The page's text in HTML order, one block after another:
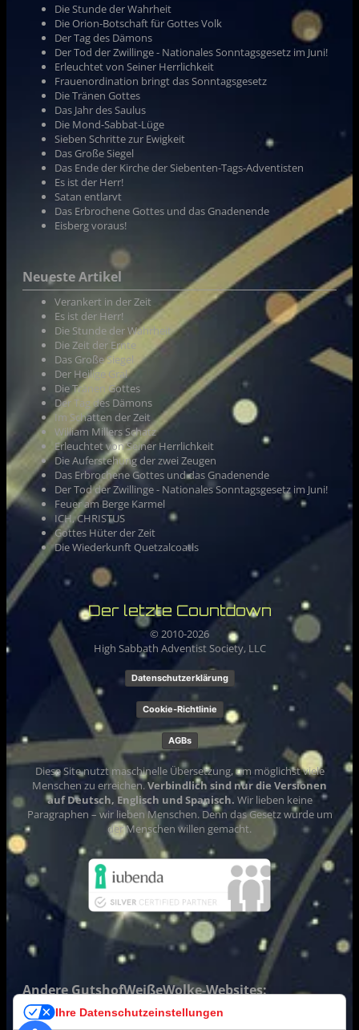
Die Stunde der Wahrheit
Die Orion-Botschaft für Gottes Volk
Der Tag des Dämons
Der Tod der Zwillinge - Nationales Sonntagsgesetz im Juni!
Erleuchtet von Seiner Herrlichkeit
Frauenordination bringt das Sonntagsgesetz
Die Tränen Gottes
Das Jahr des Saulus
Die Mond-Sabbat-Lüge
Sieben Schritte zur Ewigkeit
Das Große Siegel
Das Ende der Kirche der Siebenten-Tags-Adventisten
Es ist der Herr!
Satan entlarvt
Das Erbrochene Gottes und das Gnadenende
Eisberg voraus!
Neueste Artikel
Verankert in der Zeit
Es ist der Herr!
Die Stunde der Wahrheit
Die Zeit der Ernte
Das Große Siegel
Der Heilige Gral
Die Tränen Gottes
Der Tag des Dämons
Im Schatten der Zeit
William Millers Schatz
Erleuchtet von Seiner Herrlichkeit
Die Auferstehung der zwei Zeugen
Das Erbrochene Gottes und das Gnadenende
Der Tod der Zwillinge - Nationales Sonntagsgesetz im Juni!
Feuer am Berge Karmel
ICH, CHRISTUS
Gottes Hüter der Zeit
Die Wiederkunft Quetzalcoatls
Der letzte Countdown
© 2010-2026
High Sabbath Adventist Society, LLC
Datenschutzerklärung
Cookie-Richtlinie
AGBs
Diese Site nutzt maschinelle Übersetzung, um möglichst viele
Menschen zu erreichen.Verbindlich sind nur die Versionen
auf Deutsch, Englisch und Spanisch. Wir lieben keine
Paragraphen – wir lieben Menschen. Denn das Gesetz wurde um
der Menschen willen gemacht.
Andere GutshofWeißeWolke-Websites:
WhiteCloudFarm.org(unsere Studien-Site für Fortgeschrittene
Ihre Datenschutzeinstellungen